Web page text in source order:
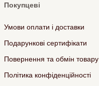
Покупцеві
Умови оплати і доставки
Подарункові сертифікати
Повернення та обмін товару
Політика конфіденційності